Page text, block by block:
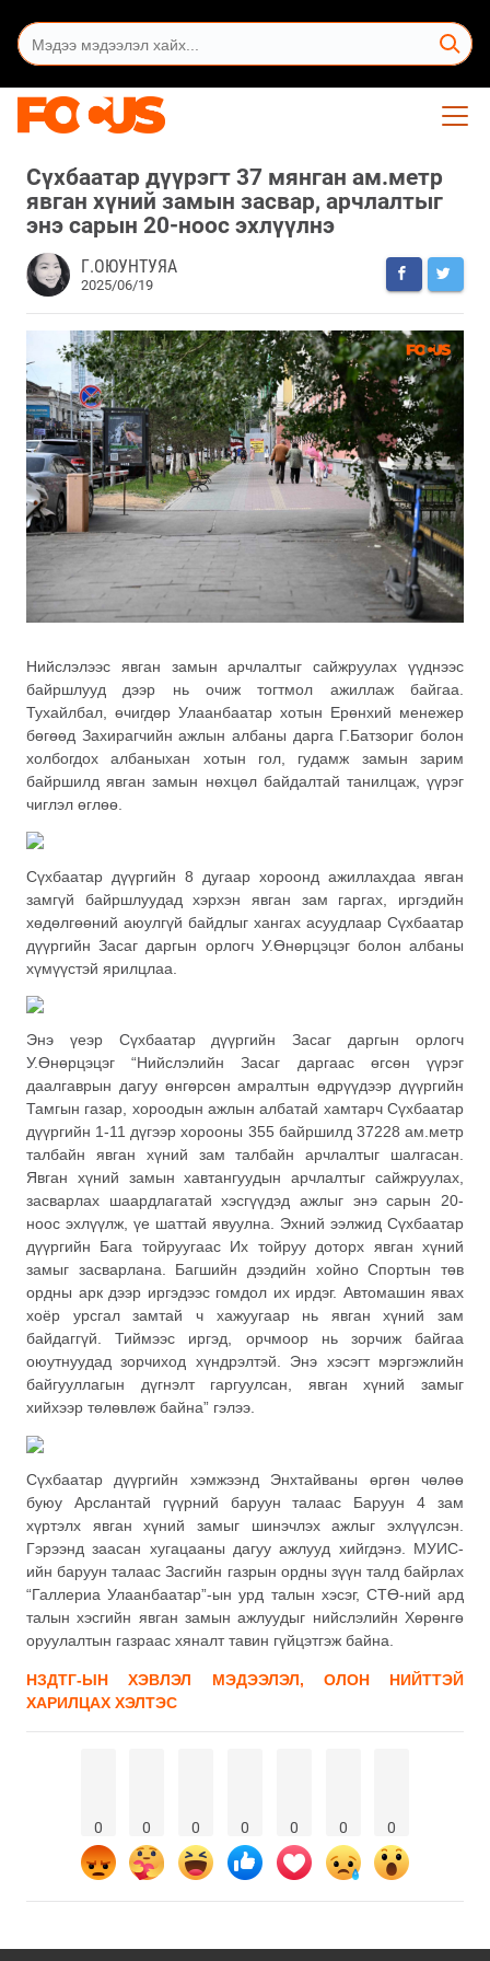
Сүхбаатар дүүрэгт 37 мянган ам.метр
явган хүний замын засвар, арчлалтыг
энэ сарын 20-ноос эхлүүлнэ
Г.ОЮУНТУЯА
2025/06/19
Нийслэлээс явган замын арчлалтыг сайжруулах үүднээс
байршлууд дээр нь очиж тогтмол ажиллаж байгаа.
Тухайлбал, өчигдөр Улаанбаатар хотын Ерөнхий менежер
бөгөөд Захирагчийн ажлын албаны дарга Г.Батзориг болон
холбогдох албаныхан хотын гол, гудамж замын зарим
байршилд явган замын нөхцөл байдалтай танилцаж, үүрэг
чиглэл өглөө.
Сүхбаатар дүүргийн 8 дугаар хороонд ажиллахдаа явган
замгүй байршлуудад хэрхэн явган зам гаргах, иргэдийн
хөдөлгөөний аюулгүй байдлыг хангах асуудлаар Сүхбаатар
дүүргийн Засаг даргын орлогч У.Өнөрцэцэг болон албаны
хүмүүстэй ярилцлаа.
Энэ үеэр Сүхбаатар дүүргийн Засаг даргын орлогч
У.Өнөрцэцэг “Нийслэлийн Засаг даргаас өгсөн үүрэг
даалгаврын дагуу өнгөрсөн амралтын өдрүүдээр дүүргийн
Тамгын газар, хороодын ажлын албатай хамтарч Сүхбаатар
дүүргийн 1-11 дүгээр хорооны 355 байршилд 37228 ам.метр
талбайн явган хүний зам талбайн арчлалтыг шалгасан.
Явган хүний замын хавтангуудын арчлалтыг сайжруулах,
засварлах шаардлагатай хэсгүүдэд ажлыг энэ сарын 20-
ноос эхлүүлж, үе шаттай явуулна. Эхний ээлжид Сүхбаатар
дүүргийн Бага тойруугаас Их тойруу доторх явган хүний
замыг засварлана. Багшийн дээдийн хойно Спортын төв
ордны арк дээр иргэдээс гомдол их ирдэг. Автомашин явах
хоёр урсгал замтай ч хажуугаар нь явган хүний зам
байдаггүй. Тиймээс иргэд, орчмоор нь зорчиж байгаа
оюутнуудад зорчиход хүндрэлтэй. Энэ хэсэгт мэргэжлийн
байгууллагын дүгнэлт гаргуулсан, явган хүний замыг
хийхээр төлөвлөж байна” гэлээ.
Сүхбаатар дүүргийн хэмжээнд Энхтайваны өргөн чөлөө
буюу Арслантай гүүрний баруун талаас Баруун 4 зам
хүртэлх явган хүний замыг шинэчлэх ажлыг эхлүүлсэн.
Гэрээнд заасан хугацааны дагуу ажлууд хийгдэнэ. МУИС-
ийн баруун талаас Засгийн газрын ордны зүүн талд байрлах
“Галлериа Улаанбаатар”-ын урд талын хэсэг, СТӨ-ний ард
талын хэсгийн явган замын ажлуудыг нийслэлийн Хөрөнгө
оруулалтын газраас хяналт тавин гүйцэтгэж байна.
НЗДТГ-ЫН ХЭВЛЭЛ МЭДЭЭЛЭЛ, ОЛОН НИЙТТЭЙ
ХАРИЛЦАХ ХЭЛТЭС
0 0 0 0 0 0 0